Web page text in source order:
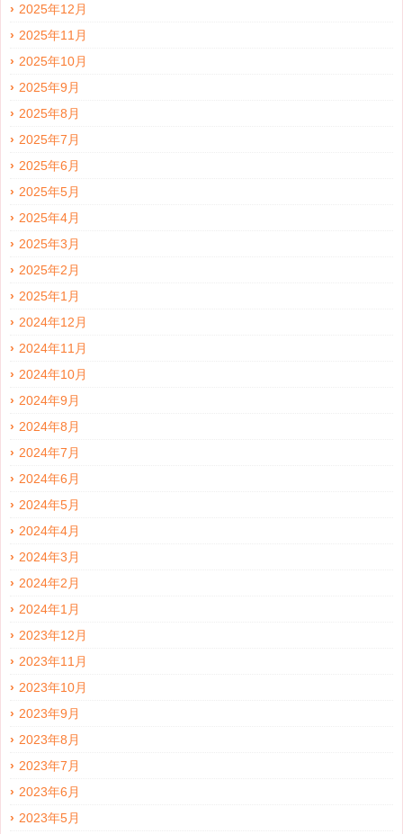
2025年12月
2025年11月
2025年10月
2025年9月
2025年8月
2025年7月
2025年6月
2025年5月
2025年4月
2025年3月
2025年2月
2025年1月
2024年12月
2024年11月
2024年10月
2024年9月
2024年8月
2024年7月
2024年6月
2024年5月
2024年4月
2024年3月
2024年2月
2024年1月
2023年12月
2023年11月
2023年10月
2023年9月
2023年8月
2023年7月
2023年6月
2023年5月